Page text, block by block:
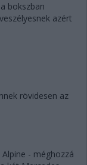
bokszban
azért
rövidesen az
- méghozzá